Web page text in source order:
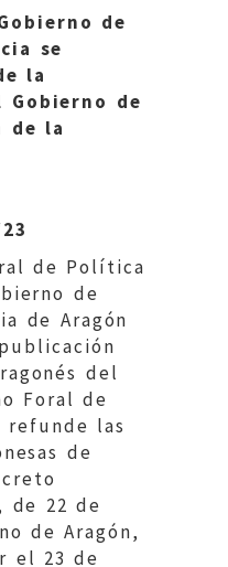
de
se
la
Gobierno de
de la
de Política
de
de Aragón
del
Foral de
refunde las
de
de 22 de
de Aragón,
el 23 de